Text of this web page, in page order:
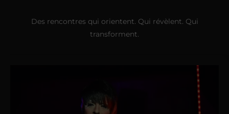
Des rencontres qui orientent. Qui révèlent. Qui
transforment.